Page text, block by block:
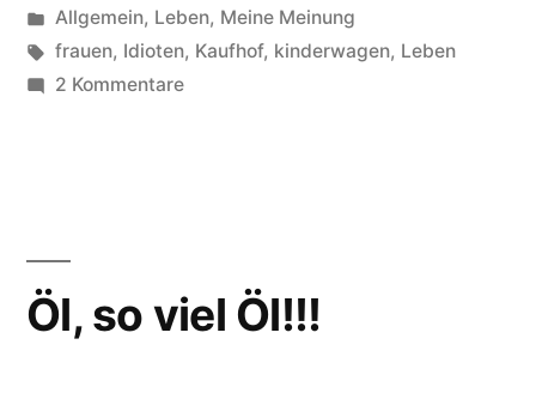
von
Veröffentlicht
unter
Allgemein, Leben, Meine Meinung
Schlagwörter:
frauen, Idioten, Kaufhof, kinderwagen, Leben
2 Kommentarezu
Öl, so viel Öl!!!